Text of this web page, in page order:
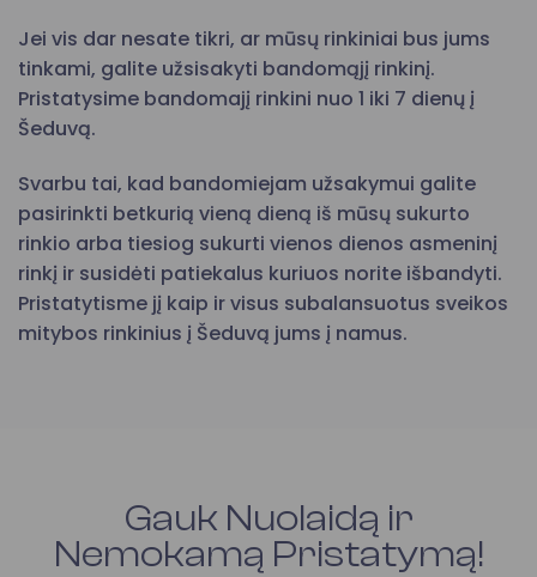
Jei vis dar nesate tikri, ar mūsų rinkiniai bus jums
tinkami, galite užsisakyti bandomąjį rinkinį.
Pristatysime bandomajį rinkini nuo 1 iki 7 dienų į
Šeduvą.
Svarbu tai, kad bandomiejam užsakymui galite
pasirinkti betkurią vieną dieną iš mūsų sukurto
rinkio arba tiesiog sukurti vienos dienos asmeninį
rinkį ir susidėti patiekalus kuriuos norite išbandyti.
Pristatytisme jį kaip ir visus subalansuotus sveikos
mitybos rinkinius į Šeduvą jums į namus.
Gauk Nuolaidą ir
Nemokamą Pristatymą!